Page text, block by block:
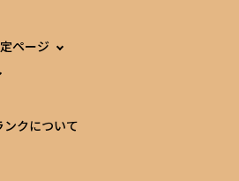
ページ
クについて